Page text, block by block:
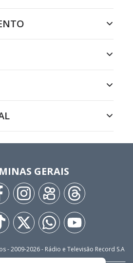
MINAS GERAIS
- 2009-2026- Rádio e Televisão Record S.A